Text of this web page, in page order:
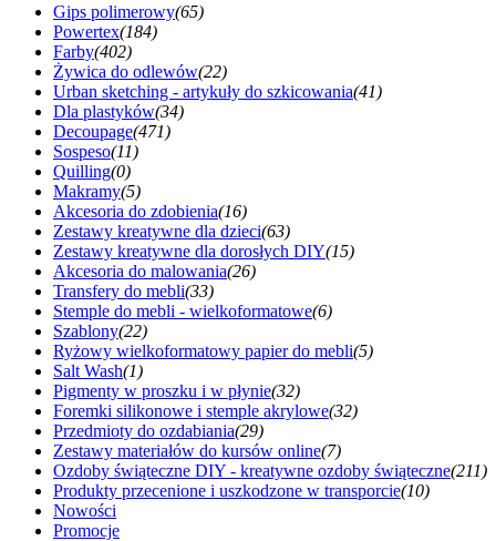
Gips polimerowy(65)
Powertex(184)
Farby(402)
Żywica do odlewów(22)
Urban sketching - artykuły do szkicowania(41)
Dla plastyków(34)
Decoupage(471)
Sospeso(11)
Quilling(0)
Makramy(5)
Akcesoria do zdobienia(16)
Zestawy kreatywne dla dzieci(63)
Zestawy kreatywne dla dorosłych DIY(15)
Akcesoria do malowania(26)
Transfery do mebli(33)
Stemple do mebli - wielkoformatowe(6)
Szablony(22)
Ryżowy wielkoformatowy papier do mebli(5)
Salt Wash(1)
Pigmenty w proszku i w płynie(32)
Foremki silikonowe i stemple akrylowe(32)
Przedmioty do ozdabiania(29)
Zestawy materiałów do kursów online(7)
Ozdoby świąteczne DIY - kreatywne ozdoby świąteczne(211)
Produkty przecenione i uszkodzone w transporcie(10)
Nowości
Promocje